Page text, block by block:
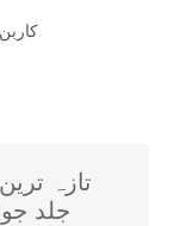
تازہ
جلد جواب